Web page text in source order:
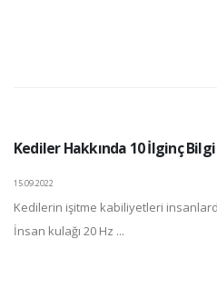
Kediler Hakkında 10 İlginç Bilgi
15.09.2022
Kedilerin işitme kabiliyetleri
İnsan kulağı 20 Hz ...